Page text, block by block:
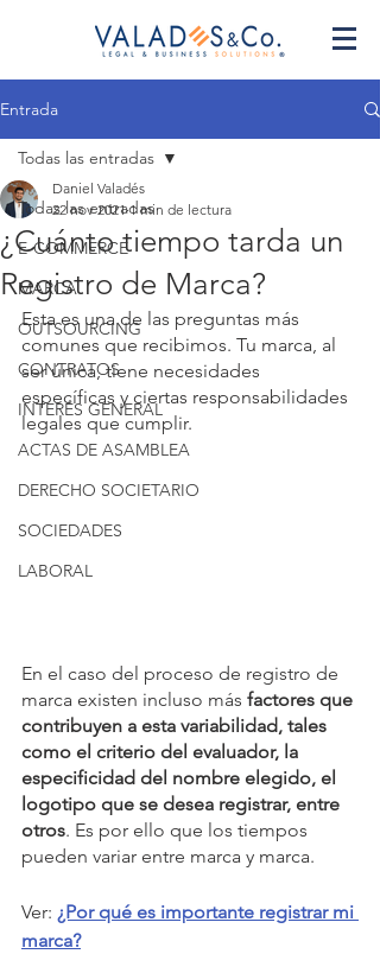
Entrada
Todas las entradas
E-COMMERCE
MARCA
OUTSOURCING
CONTRATOS
INTERÉS GENERAL
ACTAS DE ASAMBLEA
DERECHO SOCIETARIO
SOCIEDADES
LABORAL
Todas las entradas
¿Cuánto tiempo tarda un
Registro de Marca?
Daniel Valadés
22 nov 2021 1 min de lectura
Esta es una de las preguntas más
comunes que recibimos. Tu marca, al
ser única, tiene necesidades
específicas y ciertas responsabilidades
legales que cumplir.
En el caso del proceso de registro de
marca existen incluso más factores que
contribuyen a esta variabilidad, tales
como el criterio del evaluador, la
especificidad del nombre elegido, el
logotipo que se desea registrar, entre
otros. Es por ello que los tiempos
pueden variar entre marca y marca.
Ver: ¿Por qué es importante registrar mi
marca?